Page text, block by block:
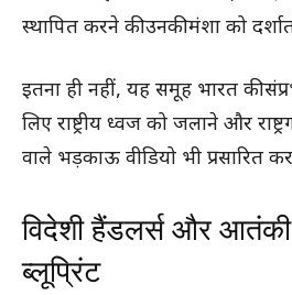
स्थापित करने की उनकी मंशा को
इतना ही नहीं, यह समूह भारत की
लिए राष्ट्रीय ध्वज को जलाने और
वाले भड़काऊ वीडियो भी प्रसारित
विदेशी हैंडलर्स और आतंकी
ब्लूप्रिंट